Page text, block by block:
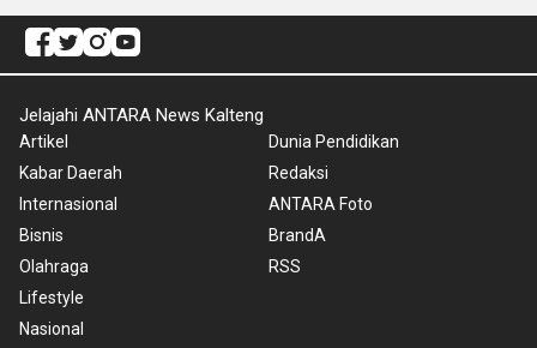
Jelajahi ANTARA News Kalteng
Artikel
Kabar Daerah
Internasional
Bisnis
Olahraga
Lifestyle
Nasional
Dunia Pendidikan
Redaksi
ANTARA Foto
BrandA
RSS